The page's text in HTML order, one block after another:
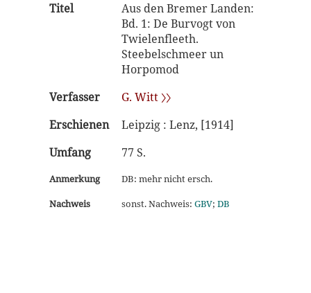
Titel
Aus den Bremer Landen:
Bd. 1: De Burvogt von
Twielenfleeth.
Steebelschmeer un
Horpomod
Verfasser
G. Witt 〉〉
Erschienen
Leipzig : Lenz, [1914]
Umfang
77 S.
Anmerkung
DB: mehr nicht ersch.
Nachweis
sonst. Nachweis: GBV; DB